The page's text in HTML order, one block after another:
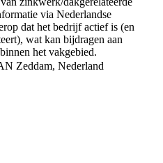
via Nederlandse
dat het bedrijf actief is (en
wat kan bijdragen aan
het vakgebied.
Zeddam, Nederland